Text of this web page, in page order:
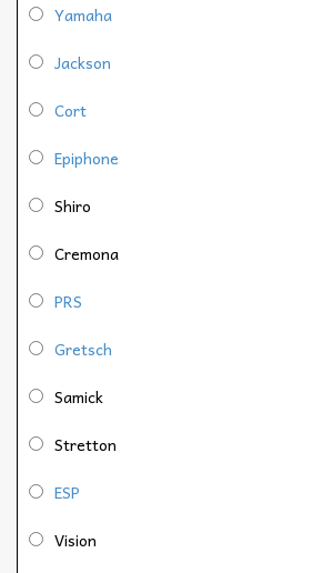
Yamaha
Jackson
Cort
Epiphone
Shiro
Cremona
PRS
Gretsch
Samick
Stretton
ESP
Vision